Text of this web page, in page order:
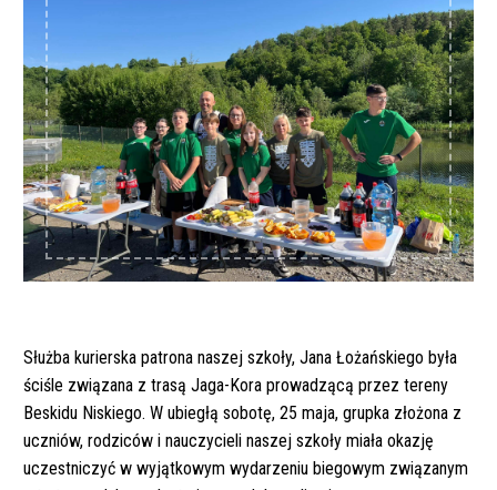
Służba kurierska patrona naszej szkoły, Jana Łożańskiego była
ściśle związana z trasą Jaga-Kora prowadzącą przez tereny
Beskidu Niskiego. W ubiegłą sobotę, 25 maja, grupka złożona z
uczniów, rodziców i nauczycieli naszej szkoły miała okazję
uczestniczyć w wyjątkowym wydarzeniu biegowym związanym